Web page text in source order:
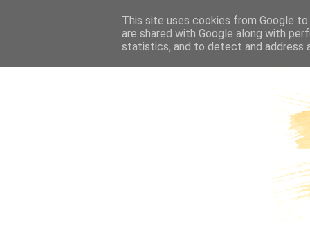
This site uses cookies from Google
are shared with Google along with
statistics, and to detect and address